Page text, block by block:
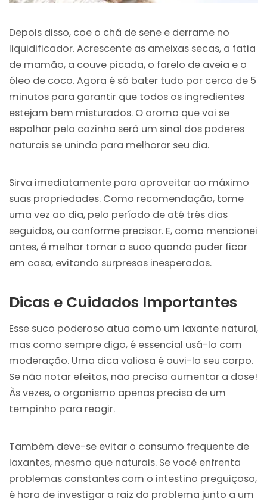
Depois disso, coe o chá de sene e derrame no
liquidificador. Acrescente as ameixas secas, a fatia
de mamão, a couve picada, o farelo de aveia e o
óleo de coco. Agora é só bater tudo por cerca de 5
minutos para garantir que todos os ingredientes
estejam bem misturados. O aroma que vai se
espalhar pela cozinha será um sinal dos poderes
naturais se unindo para melhorar seu dia.
Sirva imediatamente para aproveitar ao máximo
suas propriedades. Como recomendação, tome
uma vez ao dia, pelo período de até três dias
seguidos, ou conforme precisar. E, como mencionei
antes, é melhor tomar o suco quando puder ficar
em casa, evitando surpresas inesperadas.
Dicas e Cuidados Importantes
Esse suco poderoso atua como um laxante natural,
mas como sempre digo, é essencial usá-lo com
moderação. Uma dica valiosa é ouvi-lo seu corpo.
Se não notar efeitos, não precisa aumentar a dose!
Às vezes, o organismo apenas precisa de um
tempinho para reagir.
Também deve-se evitar o consumo frequente de
laxantes, mesmo que naturais. Se você enfrenta
problemas constantes com o intestino preguiçoso,
é hora de investigar a raiz do problema junto a um